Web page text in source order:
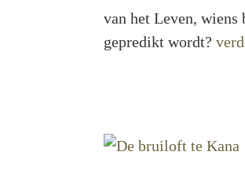
van het Leven, wiens
gepredikt wordt?